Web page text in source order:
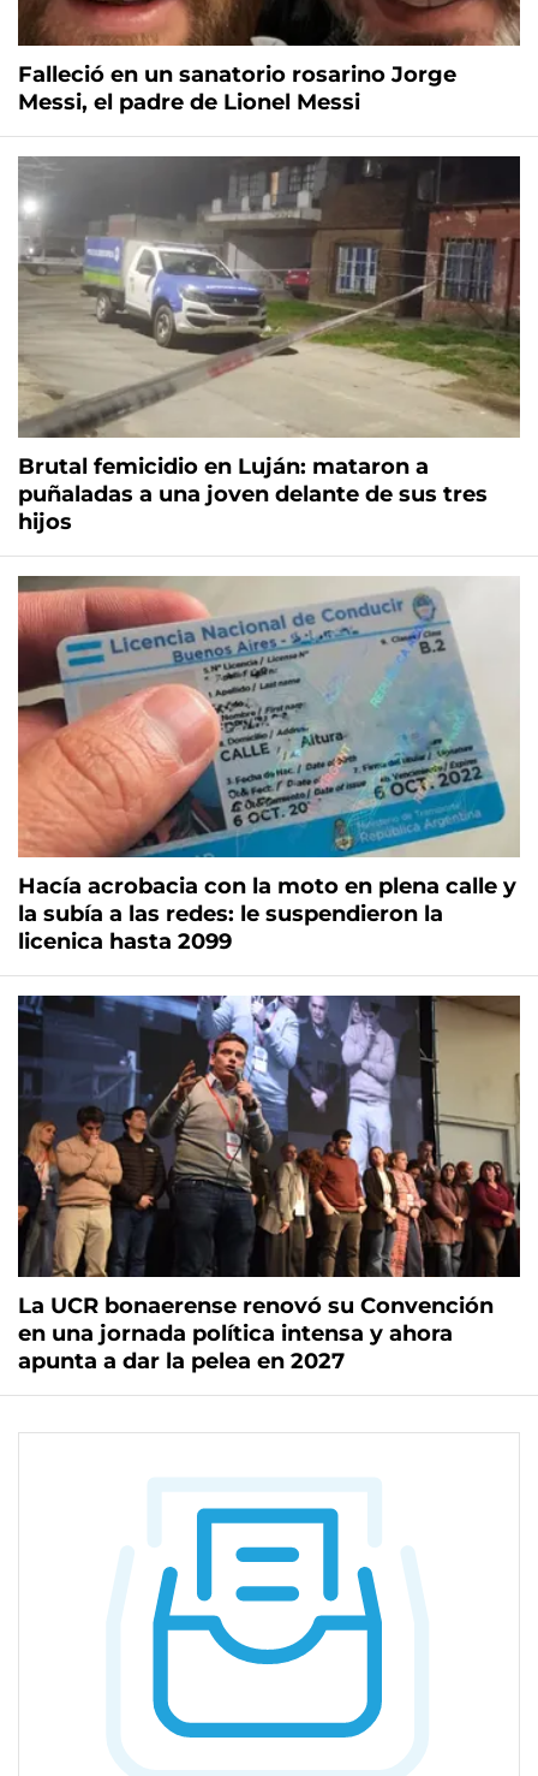
Falleció en un sanatorio rosarino Jorge
Messi, el padre de Lionel Messi
Brutal femicidio en Luján: mataron a
puñaladas a una joven delante de sus tres
hijos
Hacía acrobacia con la moto en plena calle y
la subía a las redes: le suspendieron la
licenica hasta 2099
La UCR bonaerense renovó su Convención
en una jornada política intensa y ahora
apunta a dar la pelea en 2027